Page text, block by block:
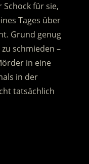
für sie,
Tages über
Grund genug
schmieden –
in eine
in der
tatsächlich